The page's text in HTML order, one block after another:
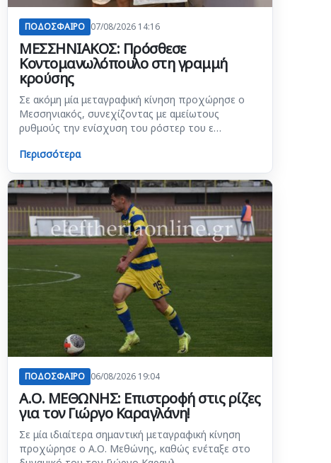
ΠΟΔΟΣΦΑΙΡΟ 07/08/2026 14:16
ΜΕΣΣΗΝΙΑΚΟΣ: Πρόσθεσε
Κοντομανωλόπουλο στη γραμμή
κρούσης
Σε ακόμη μία μεταγραφική κίνηση προχώρησε ο
Μεσσηνιακός, συνεχίζοντας με αμείωτους
ρυθμούς την ενίσχυση του ρόστερ του ε…
Περισσότερα
ΠΟΔΟΣΦΑΙΡΟ 06/08/2026 19:04
Α.Ο. ΜΕΘΩΝΗΣ: Επιστροφή στις ρίζες
για τον Γιώργο Καραγλάνη!
Σε μία ιδιαίτερα σημαντική μεταγραφική κίνηση
προχώρησε ο Α.Ο. Μεθώνης, καθώς ενέταξε στο